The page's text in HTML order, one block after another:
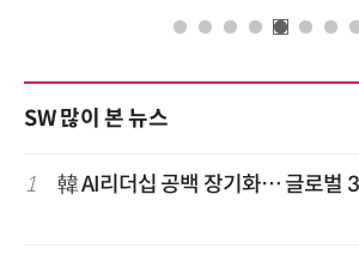
SW 많이 본 뉴스
1 韓 AI리더십 공백 장기화… 글로벌